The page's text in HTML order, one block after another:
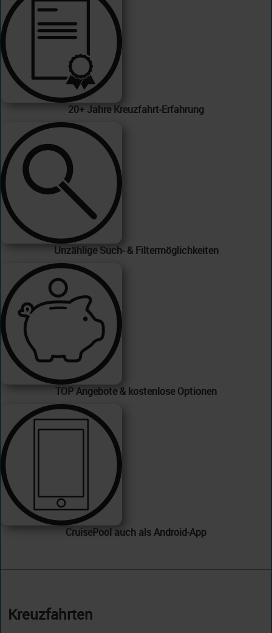
20+ Jahre Kreuzfahrt-Erfahrung
Unzählige Such- & Filtermöglichkeiten
TOP Angebote & kostenlose Optionen
CruisePool auch als Android-App
Kreuzfahrten